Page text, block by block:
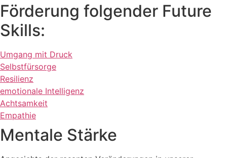
Förderung folgender Future
Skills:
Umgang mit Druck
Selbstfürsorge
Resilienz
emotionale Intelligenz
Achtsamkeit
Empathie
Mentale Stärke